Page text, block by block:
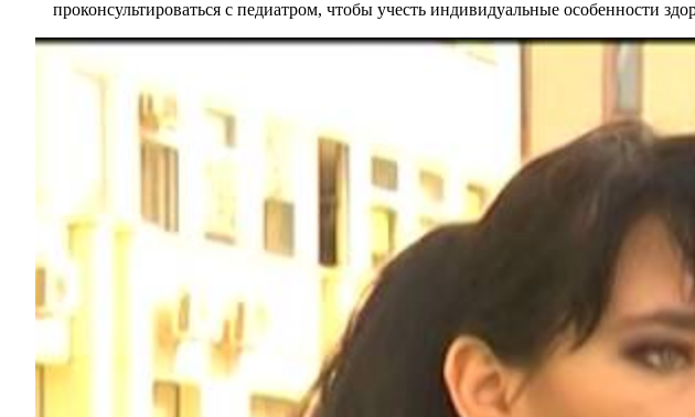
проконсультироваться с педиатром, чтобы учесть индивидуальные особенности